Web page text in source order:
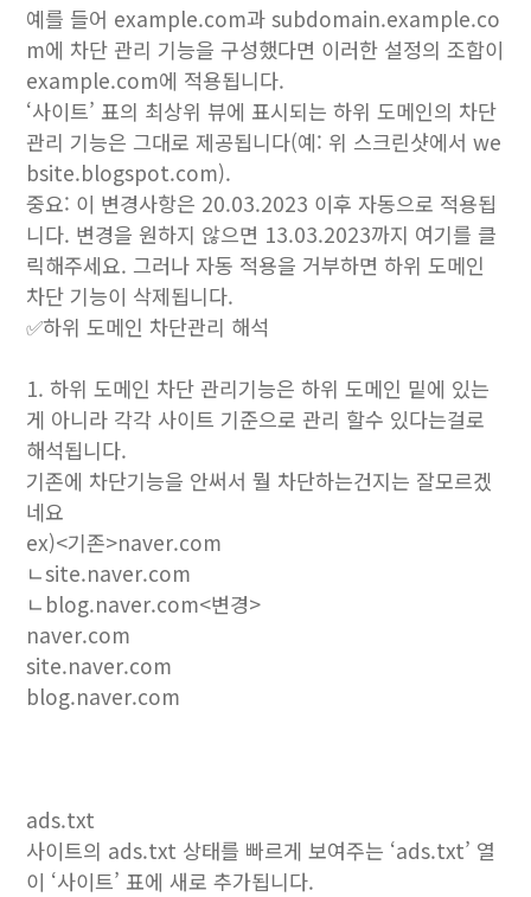
예를 들어 example.com과 subdomain.example.co
m에 차단 관리 기능을 구성했다면 이러한 설정의 조합이
example.com에 적용됩니다.
‘사이트’ 표의 최상위 뷰에 표시되는 하위 도메인의 차단
관리 기능은 그대로 제공됩니다(예: 위 스크린샷에서 we
bsite.blogspot.com).
중요: 이 변경사항은 20.03.2023 이후 자동으로 적용됩
니다. 변경을 원하지 않으면 13.03.2023까지 여기를 클
릭해주세요. 그러나 자동 적용을 거부하면 하위 도메인
차단 기능이 삭제됩니다.
✅하위 도메인 차단관리 해석
1. 하위 도메인 차단 관리기능은 하위 도메인 밑에 있는
게 아니라 각각 사이트 기준으로 관리 할수 있다는걸로
해석됩니다.
기존에 차단기능을 안써서 뭘 차단하는건지는 잘모르겠
네요
ex)<기존>naver.com
ㄴsite.naver.com
ㄴblog.naver.com<변경>
naver.com
site.naver.com
blog.naver.com
ads.txt
사이트의 ads.txt 상태를 빠르게 보여주는 ‘ads.txt’ 열
이 ‘사이트’ 표에 새로 추가됩니다.